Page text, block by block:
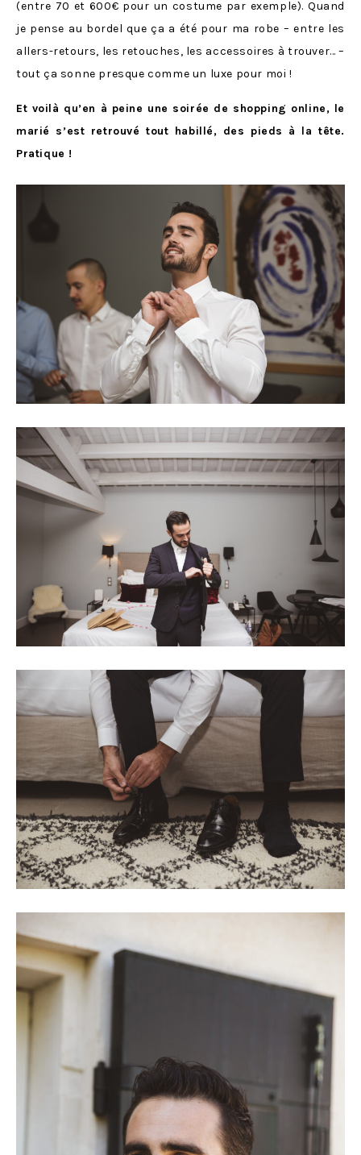
(entre 70 et 600€ pour un costume par exemple). Quand
je pense au bordel que ça a été pour ma robe – entre les
allers-retours, les retouches, les accessoires à trouver… –
tout ça sonne presque comme un luxe pour moi !
Et voilà qu’en à peine une soirée de shopping online, le
marié s’est retrouvé tout habillé, des pieds à la tête.
Pratique !